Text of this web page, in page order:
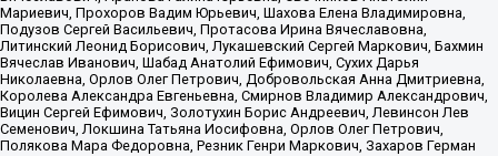
Мариевич, Прохоров Вадим Юрьевич, Шахова Елена Владимировна,
Подузов Сергей Васильевич, Протасова Ирина Вячеславовна,
Литинский Леонид Борисович, Лукашевский Сергей Маркович, Бахмин
Вячеслав Иванович, Шабад Анатолий Ефимович, Сухих Дарья
Николаевна, Орлов Олег Петрович, Добровольская Анна Дмитриевна,
Королева Александра Евгеньевна, Смирнов Владимир Александрович,
Вицин Сергей Ефимович, Золотухин Борис Андреевич, Левинсон Лев
Семенович, Локшина Татьяна Иосифовна, Орлов Олег Петрович,
Полякова Мара Федоровна, Резник Генри Маркович, Захаров Герман